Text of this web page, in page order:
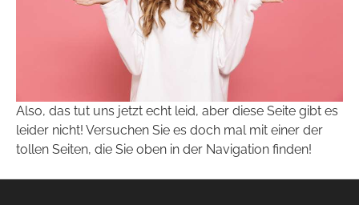
Also, das tut uns jetzt echt leid, aber diese Seite gibt es
leider nicht! Versuchen Sie es doch mal mit einer der
tollen Seiten, die Sie oben in der Navigation finden!